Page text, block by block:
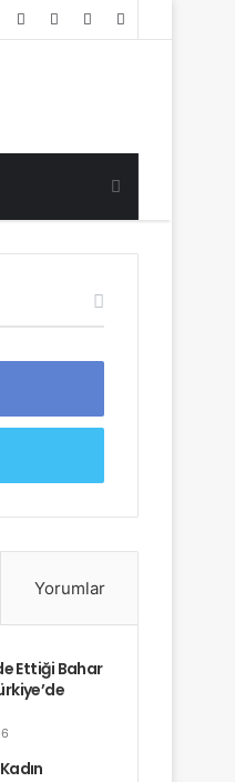
Random
Yorumlar
Ettiği Bahar